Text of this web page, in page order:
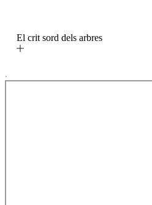
El crit sord dels arbres